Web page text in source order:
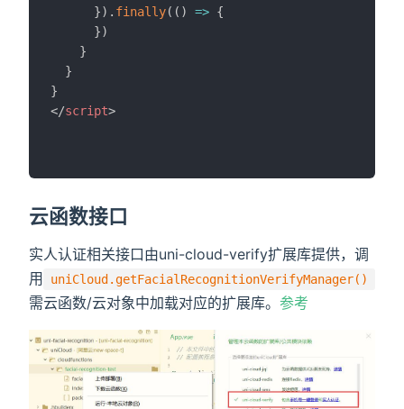
}) . finally( ( ) => {
})
}
}
}
</script>
云函数接口
实人认证相关接口由uni-cloud-verify扩展库提供，调
用
uniCloud.getFacialRecognitionVerifyManager()
需云函数/云对象中加载对应的扩展库。 参考